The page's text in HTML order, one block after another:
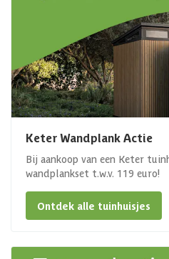
Keter Wandplank Actie
Bij aankoop van een Keter
wandplankset t.w.v. 119 euro!
Ontdek alle tuinhuisjes